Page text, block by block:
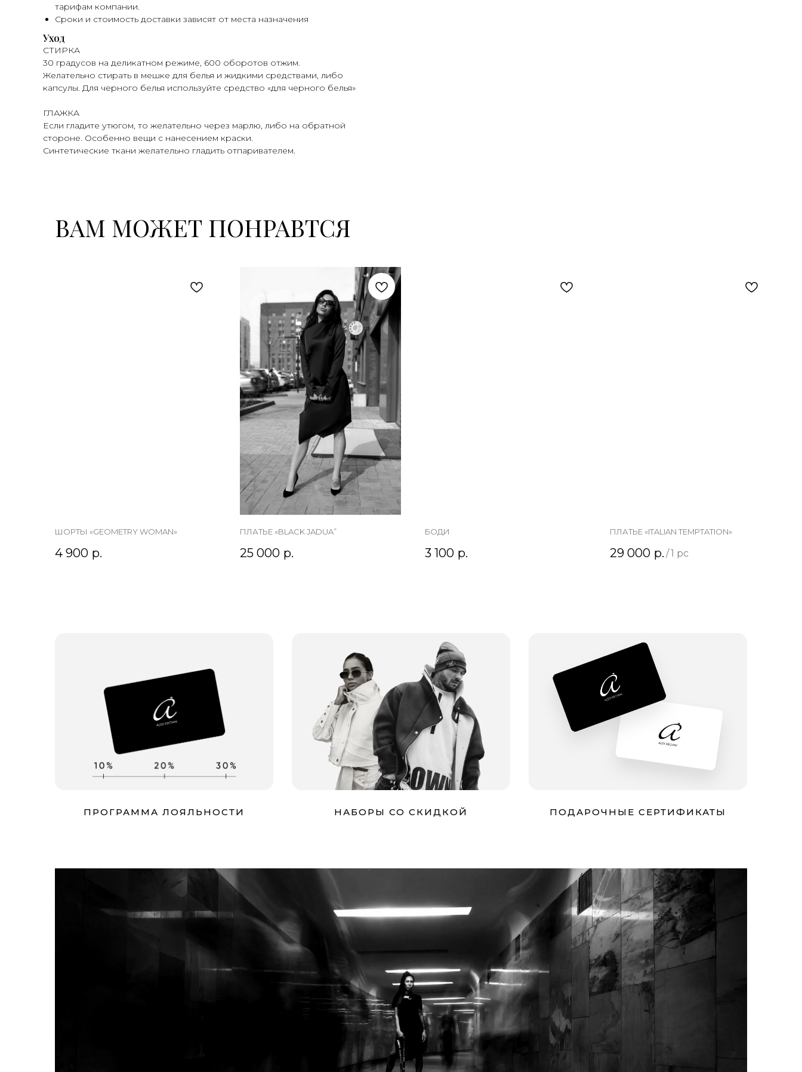
тарифам компании.
Сроки и стоимость доставки зависят от места назначения
Уход
СТИРКА
30 градусов на деликатном режиме, 600 оборотов отжим.
Желательно стирать в мешке для белья и жидкими средствами, либо
капсулы. Для черного белья используйте средство «для черного белья»
ГЛАЖКА
Если гладите утюгом, то желательно через марлю, либо на обратной
стороне. Особенно вещи с нанесением краски.
Синтетические ткани желательно гладить отпаривателем.
ВАМ МОЖЕТ ПОНРАВТСЯ
ШОРТЫ «GEOMETRY WOMAN»
4 900 р.
ПЛАТЬЕ «BLACK JADUA”
25 000 р.
БОДИ
3 100 р.
ПЛАТЬЕ «ITALIAN TEMPTATION»
29 000 р. /1 pc
ПРОГРАММА ЛОЯЛЬНОСТИ НАБОРЫ СО СКИДКОЙ ПОДАРОЧНЫЕ СЕРТИФИКАТЫ